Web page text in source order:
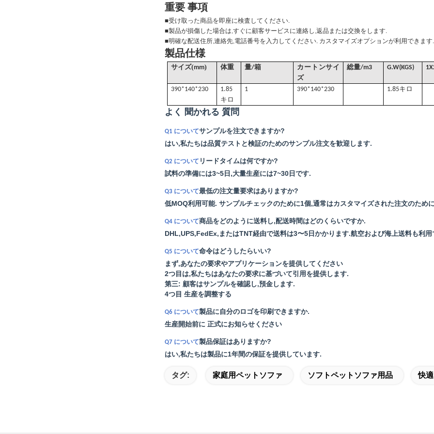
重要 事項
■受け取った商品を即座に検査してください.
■製品が損傷した場合は,すぐに顧客サービスに連絡し,返品または交換をします.
■明確な配送住所,連絡先,電話番号を入力してください. カスタマイズオプションが利用できます.
製品仕様
サイズ(mm) 体重 量/箱
カートンサイ
ズ
総量/m3 G.W(KGS)
390*140*230
1.85
キロ
1 390*140*230 1.85キロ
よく 聞かれる 質問
Q1 についてサンプルを注文できますか?
はい,私たちは品質テストと検証のためのサンプル注文を歓迎します.
Q2 について リードタイムは何ですか?
試料の準備には3~5日,大量生産には7~30日です.
Q3 について最低の注文量要求はありますか?
低MOQ利用可能. サンプルチェックのために1個,通常はカスタマイズされた注文のため
Q4 について商品をどのように送料し,配送時間はどのくらいですか.
DHL,UPS,FedEx,またはTNT経由で送料は3〜5日かかります.航空および海上送料も利用
Q5 について命令はどうしたらいい?
まず,あなたの要求やアプリケーションを提供してください
2つ目は,私たちはあなたの要求に基づいて引用を提供します.
第三: 顧客はサンプルを確認し,預金します.
4つ目 生産を調整する
Q6 について製品に自分のロゴを印刷できますか.
生産開始前に 正式にお知らせください
Q7 について製品保証はありますか?
はい,私たちは製品に1年間の保証を提供しています.
タグ: 家庭用ペットソファ ソフトペットソファ用品 快